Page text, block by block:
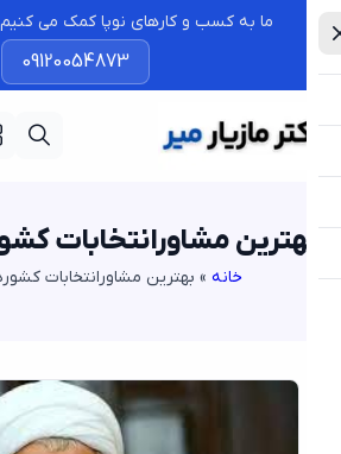
ما به کسب و کارهای نوپا کمک می کنیم تا
09120054873
مشاورانتخابات
»بهترین مشاورانتخابات کشوردکتر